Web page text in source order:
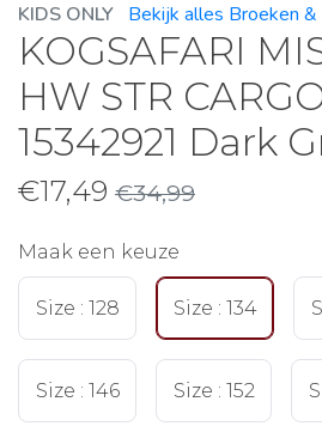
KIDS ONLY Bekijk alles Broeken &
KOGSAFARI
HW STR
15342921 Dark
€17,49 €34,99
Maak een keuze
Size : 128 Size : 134
Size : 146 Size : 152